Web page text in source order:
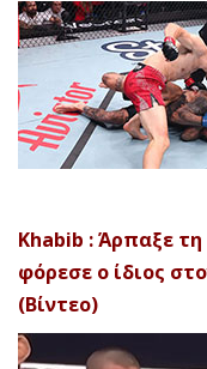
Khabib : Άρπαξε
φόρεσε ο ίδιος
(Βίντεο)